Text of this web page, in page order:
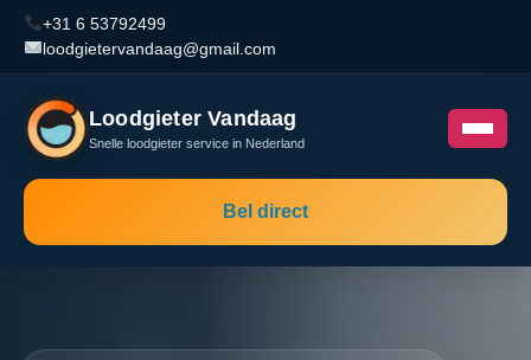
+31 6 53792499
loodgietervandaag@gmail.com
Loodgieter Vandaag
Snelle loodgieter service in Nederland
Bel direct